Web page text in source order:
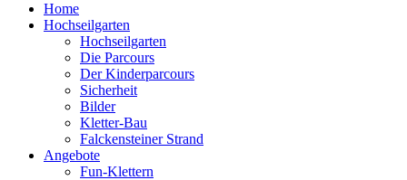
Home
Hochseilgarten
Hochseilgarten
Die Parcours
Der Kinderparcours
Sicherheit
Bilder
Kletter-Bau
Falckensteiner Strand
Angebote
Fun-Klettern